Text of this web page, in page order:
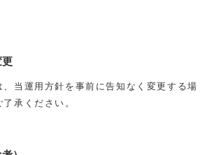
当運用方針を事前に告知なく変更する場
承ください。